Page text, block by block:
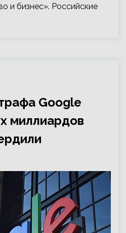
и бизнес». Российские
Google
миллиардов